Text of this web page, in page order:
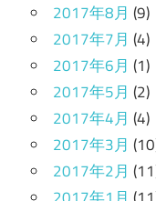
2017年8月 (9)
2017年7月 (4)
2017年6月 (1)
2017年5月 (2)
2017年4月 (4)
2017年3月
2017年2月